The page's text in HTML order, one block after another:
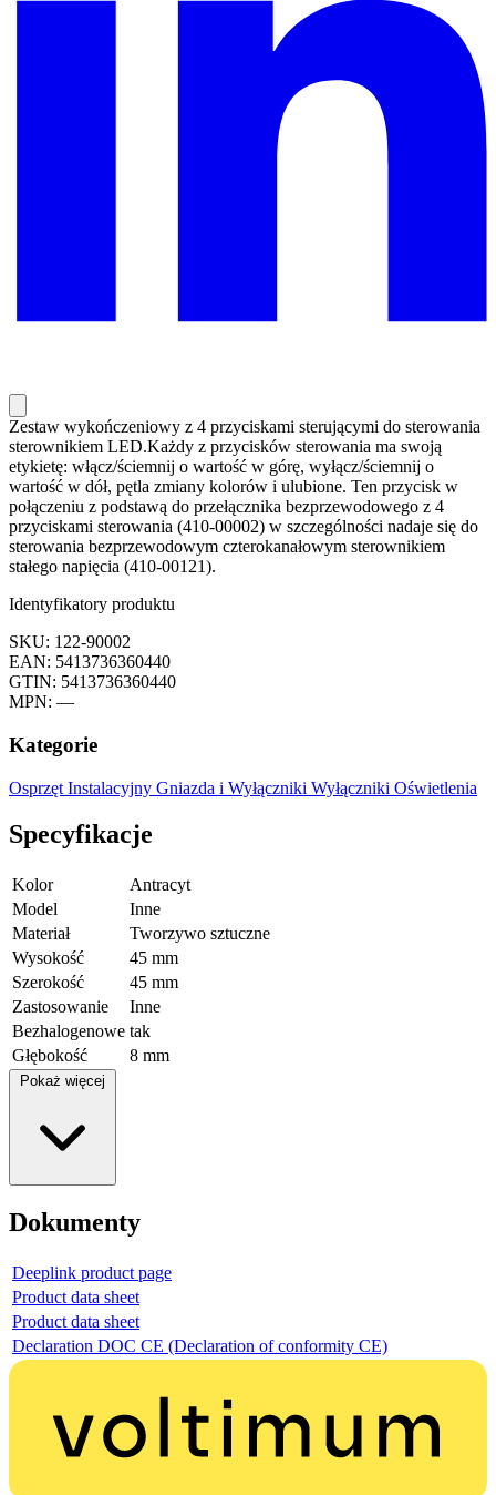
Zestaw wykończeniowy z 4 przyciskami sterującymi do sterowania
sterownikiem LED.Każdy z przycisków sterowania ma swoją
etykietę: włącz/ściemnij o wartość w górę, wyłącz/ściemnij o
wartość w dół, pętla zmiany kolorów i ulubione. Ten przycisk w
połączeniu z podstawą do przełącznika bezprzewodowego z 4
przyciskami sterowania (410-00002) w szczególności nadaje się do
sterowania bezprzewodowym czterokanałowym sterownikiem
stałego napięcia (410-00121).
Identyfikatory produktu
SKU: 122-90002
EAN: 5413736360440
GTIN: 5413736360440
MPN: —
Kategorie
Osprzęt Instalacyjny Gniazda i Wyłączniki Wyłączniki Oświetlenia
Specyfikacje
Kolor
Antracyt
Model
Inne
Materiał
Tworzywo sztuczne
Wysokość
45 mm
Szerokość
45 mm
Zastosowanie
Inne
Bezhalogenowe tak
Głębokość
8 mm
Pokaż więcej
Dokumenty
Deeplink product page
Product data sheet
Product data sheet
Declaration DOC CE (Declaration of conformity CE)